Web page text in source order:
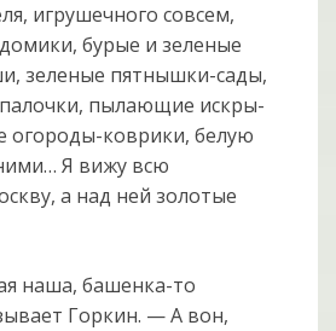
игрушечного совсем,
бурые и зеленые
зеленые пятнышки-сады,
пылающие искры-
огороды-коврики, белую
Я вижу всю
а над ней золотые
наша, башенка-то
Горкин. — А вон,